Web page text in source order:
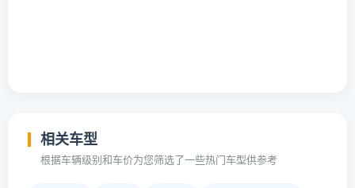
相关车型
根据车辆级别和车价为您筛选了一些热门车型供参考